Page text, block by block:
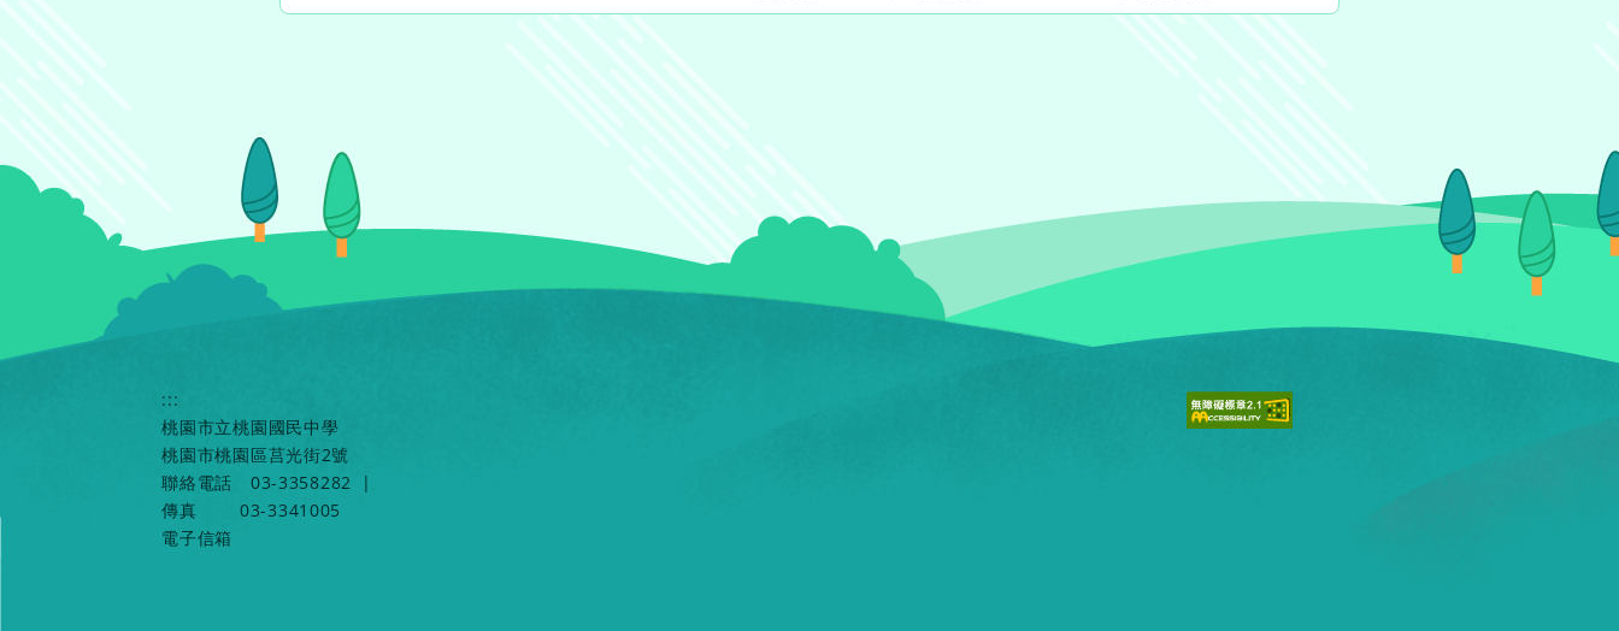
:::
桃園市立桃園國民中學
桃園市桃園區莒光街2號
聯絡電話
03-3358282
|
傳真
03-3341005
電子信箱